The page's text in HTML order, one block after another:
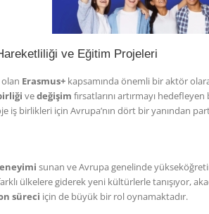
ve Eğitim Projeleri
Erasmus+ kapsamında önemli bir aktör
vedeğişim fırsatlarını artırmayı
iş birlikleri için Avrupa’nın dört bir yanından
sunan ve Avrupa genelinde
ülkelere giderek yeni kültürlerle tanışıyor,
süreci için de büyük bir rol oynamaktadır.